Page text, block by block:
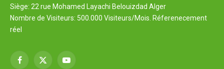
Siège: 22 rue Mohamed Layachi Belouizdad Alger
Nombre de Visiteurs: 500.000 Visiteurs/Mois. Réferenecement
réel
Facebook
X
YouTube